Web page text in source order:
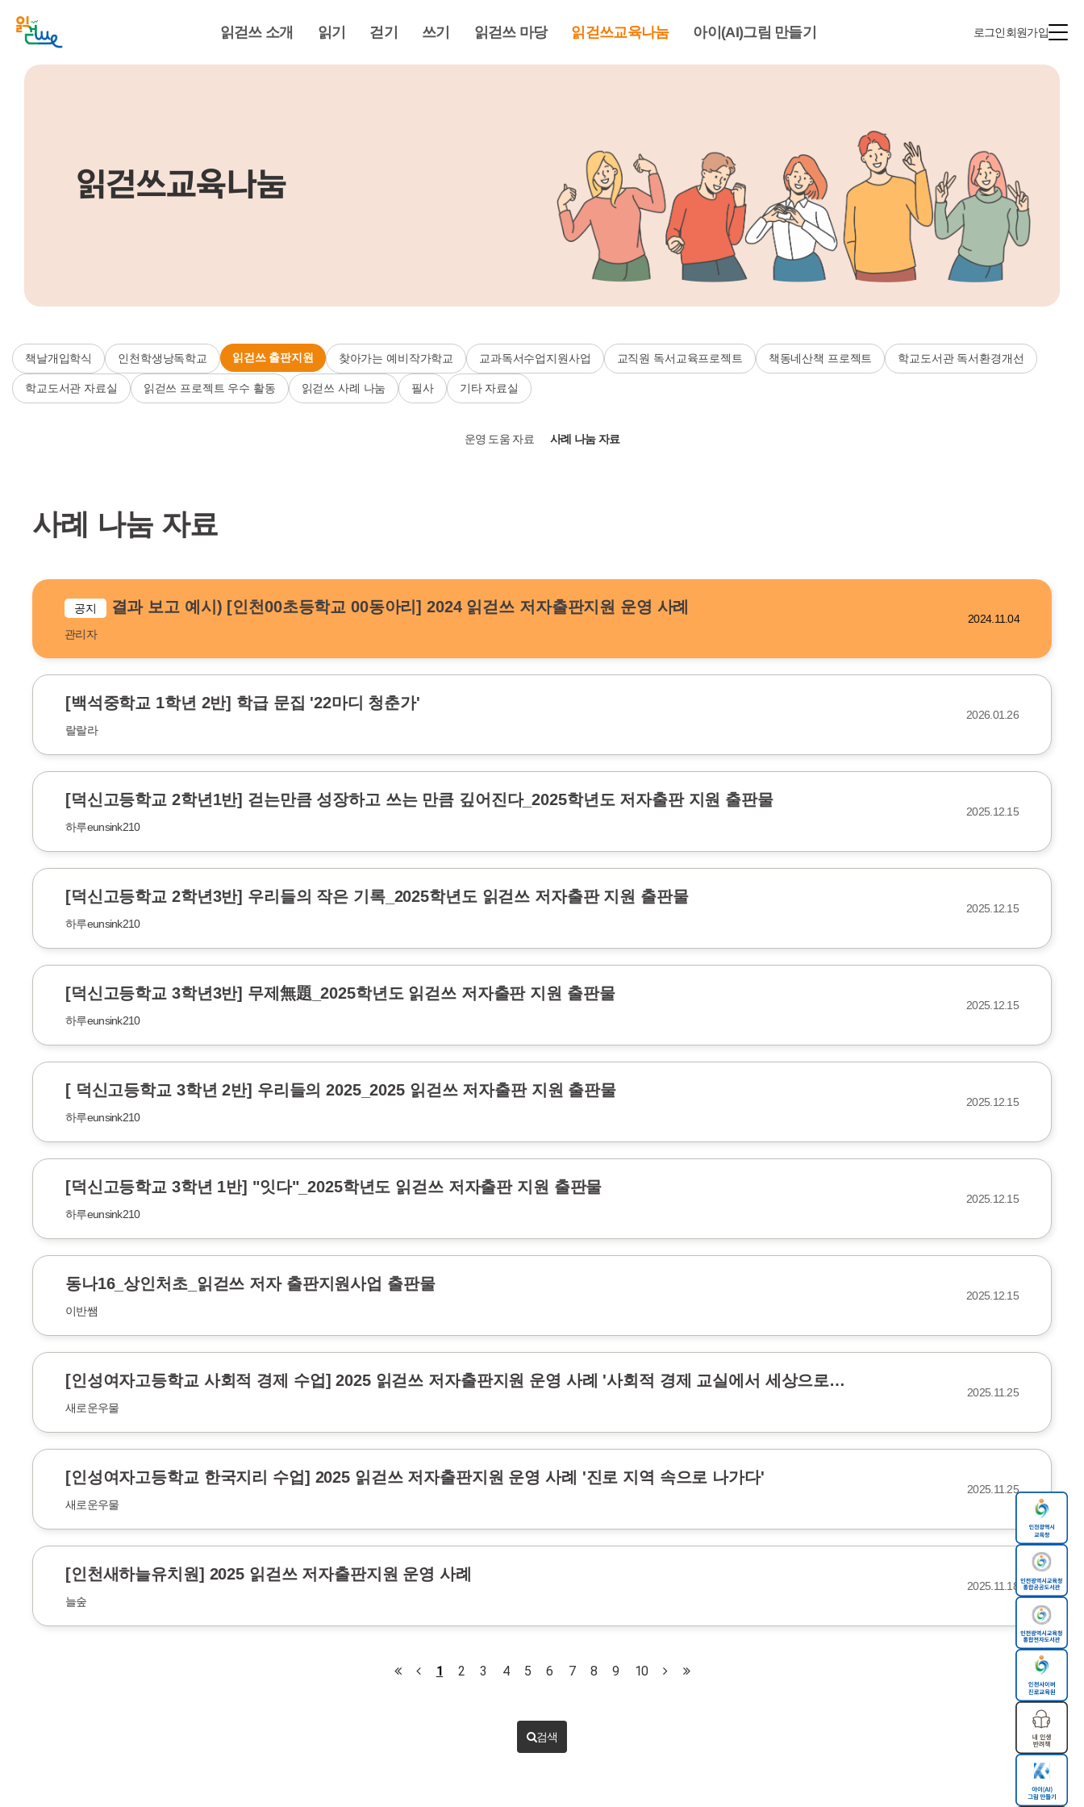
읽걷쓰 소개 읽기 걷기 쓰기 읽걷쓰 마당 읽걷쓰교육나눔 아이(AI)그림 만들기 로그인회원가입
읽걷쓰교육나눔
책날개입학식 인천학생낭독학교 읽걷쓰 출판지원 찾아가는 예비작가학교 교과독서수업지원사업 교직원 독서교육프로젝트 책동네산책 프로젝트 학교도서관 독서환경개선
학교도서관 자료실 읽걷쓰 프로젝트 우수 활동 읽걷쓰 사례 나눔 필사 기타 자료실
운영 도움 자료 사례 나눔 자료
사례 나눔 자료
공지 결과 보고 예시) [인천00초등학교 00동아리] 2024 읽걷쓰 저자출판지원 운영 사례
관리자
2024.11.04
[백석중학교 1학년 2반] 학급 문집 '22마디 청춘가'
랄랄라
2026.01.26
[덕신고등학교 2학년1반] 걷는만큼 성장하고 쓰는 만큼 깊어진다_2025학년도 저자출판 지원 출판물
하루eunsink210
2025.12.15
[덕신고등학교 2학년3반] 우리들의 작은 기록_2025학년도 읽걷쓰 저자출판 지원 출판물
하루eunsink210
2025.12.15
[덕신고등학교 3학년3반] 무제無題_2025학년도 읽걷쓰 저자출판 지원 출판물
하루eunsink210
2025.12.15
[ 덕신고등학교 3학년 2반] 우리들의 2025_2025 읽걷쓰 저자출판 지원 출판물
하루eunsink210
2025.12.15
[덕신고등학교 3학년 1반] "잇다"_2025학년도 읽걷쓰 저자출판 지원 출판물
하루eunsink210
2025.12.15
동나16_상인처초_읽걷쓰 저자 출판지원사업 출판물
이반쌤
2025.12.15
[인성여자고등학교 사회적 경제 수업] 2025 읽걷쓰 저자출판지원 운영 사례 '사회적 경제 교실에서 세상으로…
새로운우물
2025.11.25
[인성여자고등학교 한국지리 수업] 2025 읽걷쓰 저자출판지원 운영 사례 '진로 지역 속으로 나가다'
새로운우물
2025.11.25
[인천새하늘유치원] 2025 읽걷쓰 저자출판지원 운영 사례
늘숲
2025.11.18
1 2 3 4 5 6 7 8 9 10
검색